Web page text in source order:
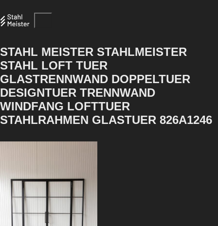
STAHL MEISTER STAHLMEISTER
STAHL LOFT TUER
GLASTRENNWAND DOPPELTUER
DESIGNTUER TRENNWAND
WINDFANG LOFTTUER
STAHLRAHMEN GLASTUER 826A1246